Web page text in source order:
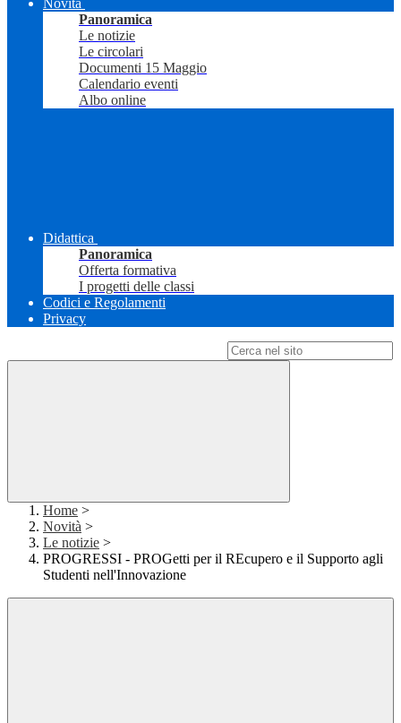
Novità
Panoramica
Le notizie
Le circolari
Documenti 15 Maggio
Calendario eventi
Albo online
Didattica
Panoramica
Offerta formativa
I progetti delle classi
Codici e Regolamenti
Privacy
Home >
Novità >
Le notizie >
PROGRESSI - PROGetti per il REcupero e il Supporto agli
Studenti nell'Innovazione